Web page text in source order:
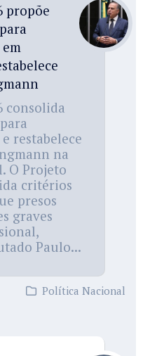
propõe
consolida
restabelece
na
O Projeto
critérios
presos
graves
Paulo...
Política Nacional